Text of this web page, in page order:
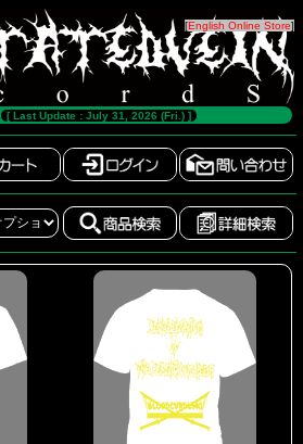
[English Online Store]
[ Last Update : July 31, 2026 (Fri.) ]